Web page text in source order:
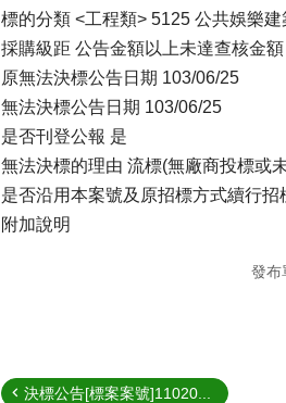
標的分類 <工程類> 5125 公共娛樂建
採購級距 公告金額以上未達查核金額
原無法決標公告日期 103/06/25
無法決標公告日期 103/06/25
是否刊登公報 是
無法決標的理由 流標(無廠商投標或
是否沿用本案號及原招標方式續行招
附加說明
發布
決標公告[標案案號]11020...